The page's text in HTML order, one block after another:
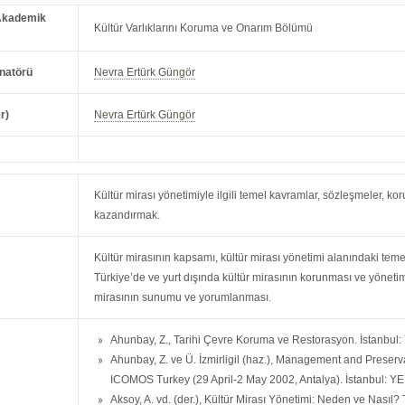
Kültür Varlıklarını Koruma ve Onarım Bölümü
Nevra Ertürk Güngör
Nevra Ertürk Güngör
Kültür mirası yönetimiyle ilgili temel kavramlar, sözleşmeler,
kazandırmak.
Kültür mirasının kapsamı, kültür mirası yönetimi alanındaki
Türkiye’de ve yurt dışında kültür mirasının korunması ve
mirasının sunumu ve yorumlanması.
Ahunbay, Z., Tarihi Çevre Koruma ve Restorasyon. İstanbul:
Ahunbay, Z. ve Ü. İzmirligil (haz.), Management and
ICOMOS Turkey (29 April-2 May 2002, Antalya). İstanbul:
Aksoy, A. vd. (der.), Kültür Mirası Yönetimi: Neden ve